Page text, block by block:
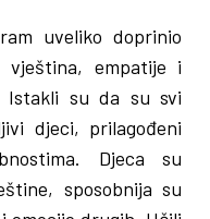
uveliko doprinio
vještina, empatije i
Istakli su da su svi
djeci, prilagođeni
Djeca su
sposobnija su